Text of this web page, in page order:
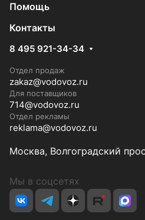
Помощь
Контакты
8 495 921-34-34
Отдел продаж
zakaz@vodovoz.ru
Для поставщиков
714@vodovoz.ru
Отдел рекламы
reklama@vodovoz.ru
Москва, Волгоградский
Мы в соцсетях